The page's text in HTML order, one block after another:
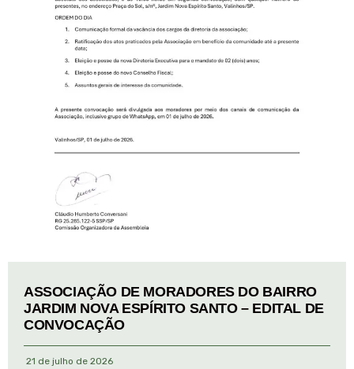
ASSOCIAÇÃO DE MORADORES DO BAIRRO
JARDIM NOVA ESPÍRITO SANTO – EDITAL DE
CONVOCAÇÃO
21 de julho de 2026